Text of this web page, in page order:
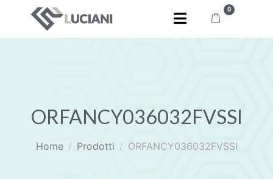
0
ORFANCY036032FVSSI
Home Prodotti ORFANCY036032FVSSI